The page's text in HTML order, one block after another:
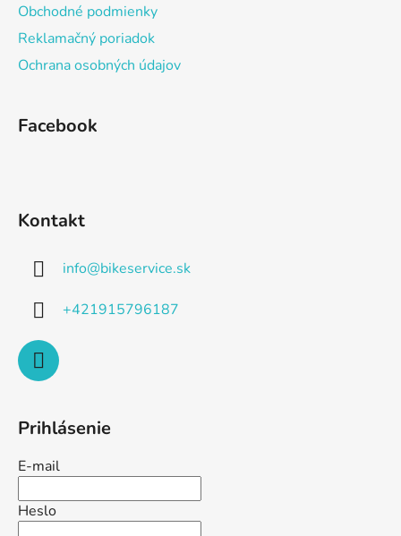
Obchodné podmienky
Reklamačný poriadok
Ochrana osobných údajov
Facebook
Kontakt
info@bikeservice.sk
+421915796187
Prihlásenie
E-mail
Heslo